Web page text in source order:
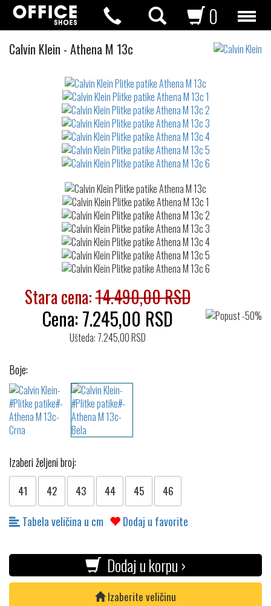
0
Calvin Klein Plitke
- Athena M 13c
waterrepellent
Stara cena:14.490,00 RSD
Cena:7.245,00 RSD
Ušteda: 7.245,00 RSD
Boje:
Izaberi željeni broj:
41 42 43 44 45 46
Tabela veličina u cm Dodaj u favorite
Dodaj u korpu ›
Izaberite veličinu